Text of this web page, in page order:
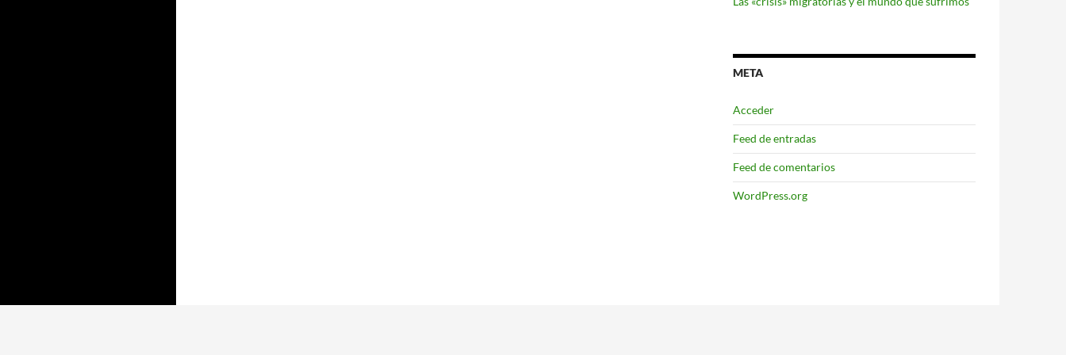
META
Acceder
Feed de entradas
Feed de comentarios
WordPress.org